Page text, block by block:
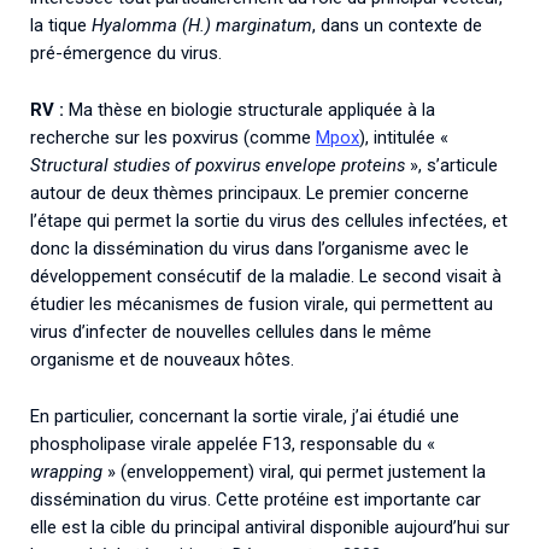
la tique Hyalomma (H.) marginatum, dans un contexte de
pré-émergence du virus.
RV : Ma thèse en biologie structurale appliquée à la
recherche sur les poxvirus (comme Mpox), intitulée «
Structural studies of poxvirus envelope proteins », s’articule
autour de deux thèmes principaux. Le premier concerne
l’étape qui permet la sortie du virus des cellules infectées, et
donc la dissémination du virus dans l’organisme avec le
développement consécutif de la maladie. Le second visait à
étudier les mécanismes de fusion virale, qui permettent au
virus d’infecter de nouvelles cellules dans le même
organisme et de nouveaux hôtes.
En particulier, concernant la sortie virale, j’ai étudié une
phospholipase virale appelée F13, responsable du «
wrapping » (enveloppement) viral, qui permet justement la
dissémination du virus. Cette protéine est importante car
elle est la cible du principal antiviral disponible aujourd’hui sur